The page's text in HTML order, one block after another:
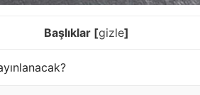
Başlıklar [gizle]